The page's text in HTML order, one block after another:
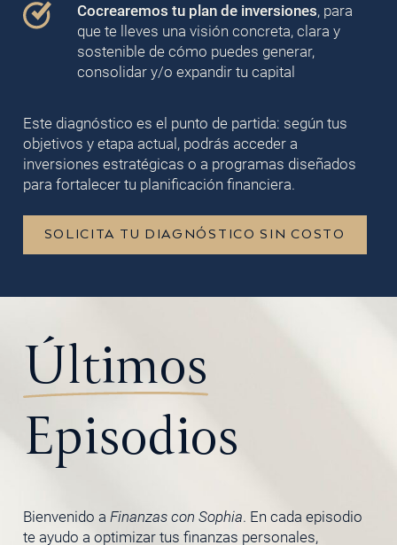
Cocrearemos tu plan de inversiones, para
que te lleves una visión concreta, clara y
sostenible de cómo puedes generar,
consolidar y/o expandir tu capital
Este diagnóstico es el punto de partida: según tus
objetivos y etapa actual, podrás acceder a
inversiones estratégicas o a programas diseñados
para fortalecer tu planificación financiera.
SOLICITA TU DIAGNÓSTICO SIN COSTO
Últimos
Episodios
Bienvenido a Finanzas con Sophia. En cada episodio
te ayudo a optimizar tus finanzas personales,